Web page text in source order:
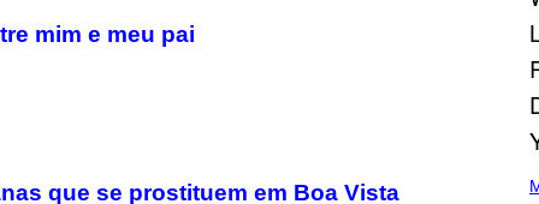
mim e meu pai
que se prostituem em Boa Vista
P